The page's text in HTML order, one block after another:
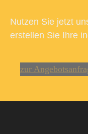
Nutzen Sie jetzt
erstellen Sie Ihre
zur